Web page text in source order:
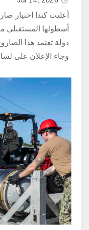
دولة تعتمد هذا
وجاء الإعلان على